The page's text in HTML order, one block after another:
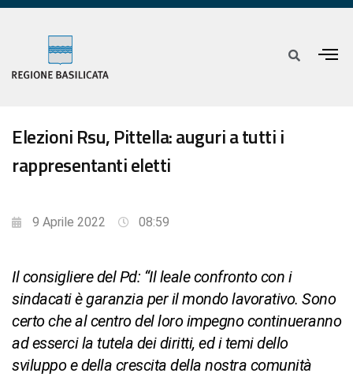
Elezioni Rsu, Pittella: auguri a tutti i
rappresentanti eletti
9 Aprile 2022 08:59
Il consigliere del Pd: “Il leale confronto con i
sindacati è garanzia per il mondo lavorativo. Sono
certo che al centro del loro impegno continueranno
ad esserci la tutela dei diritti, ed i temi dello
sviluppo e della crescita della nostra comunità